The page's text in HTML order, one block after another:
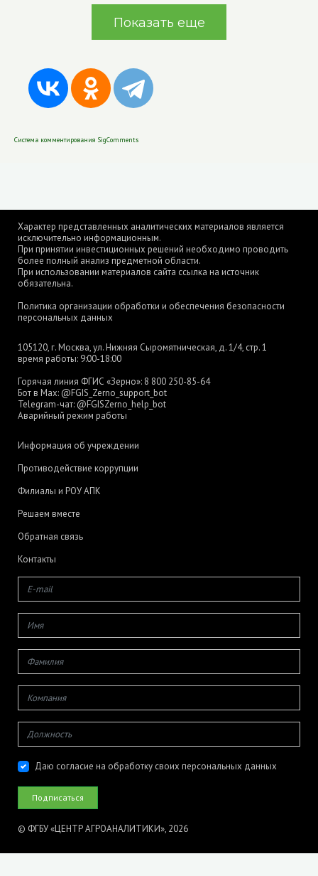
Показать еще
Система комментирования SigComments
Характер представленных аналитических материалов является
исключительно информационным.
При принятии инвестиционных решений необходимо проводить
более полный анализ предметной области.
При использовании материалов сайта ссылка на источник
обязательна.
Политика организации обработки и обеспечения безопасности
персональных данных
105120, г. Москва, ул. Нижняя Сыромятническая, д. 1/4, стр. 1
время работы: 9:00-18:00
Горячая линия ФГИС «Зерно»: 8 800 250-85-64
Бот в Max: @FGIS_Zerno_support_bot
Telegram-чат: @FGISZerno_help_bot
Аварийный режим работы
Информация об учреждении
Противодействие коррупции
Филиалы и РОУ АПК
Решаем вместе
Обратная связь
Контакты
Даю согласие на обработку своих персональных данных
© ФГБУ «ЦЕНТР АГРОАНАЛИТИКИ», 2026